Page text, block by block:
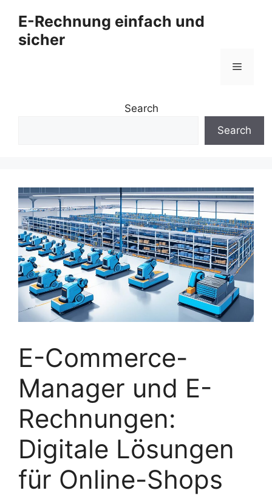
Inhalt
springen
E-Rechnung einfach und
sicher
Menü
Search
Search
E-Commerce-
Manager und E-
Rechnungen:
Digitale Lösungen
für Online-Shops